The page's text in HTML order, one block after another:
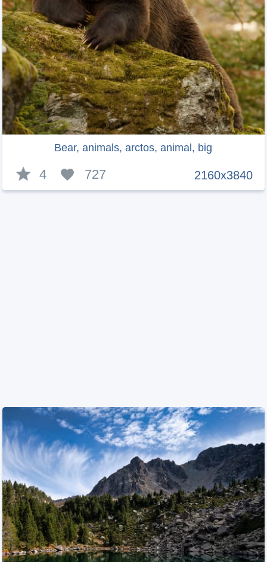
Bear, animals, arctos, animal, big
2160x3840
4 727